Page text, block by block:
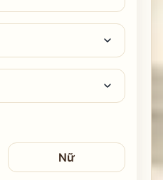
Nữ